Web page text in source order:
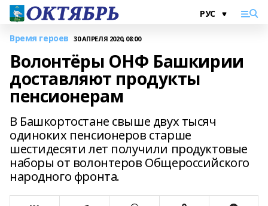
Время героев 30 АПРЕЛЯ 2020, 08:00
Волонтёры ОНФ Башкирии
доставляют продукты
пенсионерам
В Башкортостане свыше двух тысяч
одиноких пенсионеров старше
шестидесяти лет получили продуктовые
наборы от волонтеров Общероссийского
народного фронта.